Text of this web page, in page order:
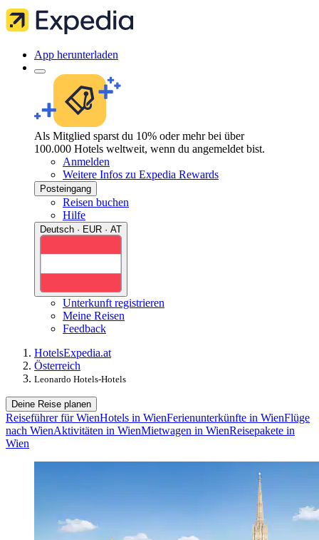
App herunterladen
Als Mitglied sparst du 10% oder mehr bei über
100.000 Hotels weltweit, wenn du angemeldet bist.
Anmelden
Weitere Infos zu Expedia Rewards
Posteingang
Reisen buchen
Hilfe
Deutsch · EUR · AT
Unterkunft registrieren
Meine Reisen
Feedback
HotelsExpedia.at
Österreich
Leonardo Hotels-Hotels
Deine Reise planen
Reiseführer für WienHotels in WienFerienunterkünfte in WienFlüge
nach WienAktivitäten in WienMietwagen in WienReisepakete in
Wien